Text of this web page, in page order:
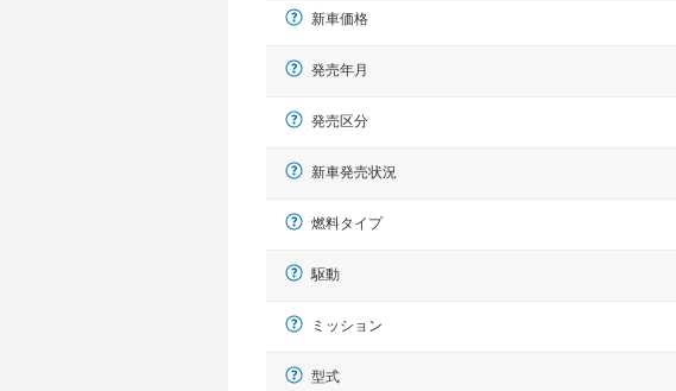
新車価格
発売年月
発売区分
新車発売状況
燃料タイプ
駆動
ミッション
型式